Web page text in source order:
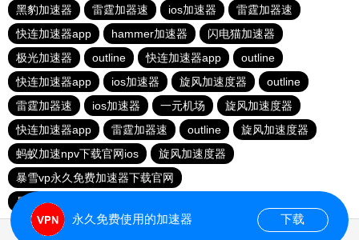
黑豹加速器
雷霆加器速 ios加速器
雷霆加器速
快连加速器app
hammer加速器
闪电猫加速器
极光加速器
outline 快连加速器app
outline
快连加速器app
ios加速器 旋风加速度器
outline
雷霆加器速
ios加速器 一元机场
旋风加速度器
快连加速器app
雷霆加器速 outline
旋风加速度器
蚂蚁加速npv下载官网ios
旋风加速度器
暴雪vp永久免费加速器下载官网
暴雪vp永久免费加速器下载官网
永久免费使用的加速器 下载